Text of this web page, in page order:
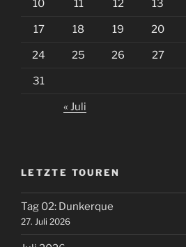
10 11 12 13
17 18 19 20
24 25 26 27
31
« Juli
LETZTE TOUREN
Tag 02: Dunkerque
27. Juli 2026